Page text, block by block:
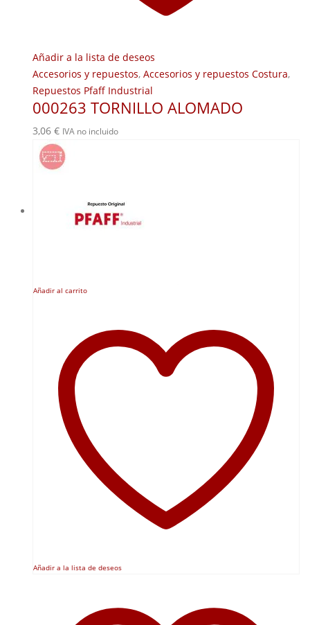
Añadir a la lista de deseos
Accesorios y repuestos, Accesorios y repuestos Costura,
Repuestos Pfaff Industrial
000263 TORNILLO ALOMADO
3,06 € IVA no incluido
Añadir al carrito
Añadir a la lista de deseos